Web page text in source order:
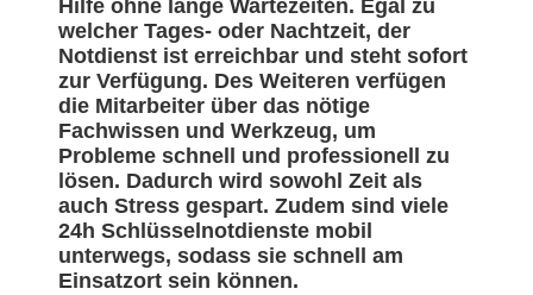
Hilfe ohne lange Wartezeiten. Egal zu
welcher Tages- oder Nachtzeit, der
Notdienst ist erreichbar und steht sofort
zur Verfügung. Des Weiteren verfügen
die Mitarbeiter über das nötige
Fachwissen und Werkzeug, um
Probleme schnell und professionell zu
lösen. Dadurch wird sowohl Zeit als
auch Stress gespart. Zudem sind viele
24h Schlüsselnotdienste mobil
unterwegs, sodass sie schnell am
Einsatzort sein können.